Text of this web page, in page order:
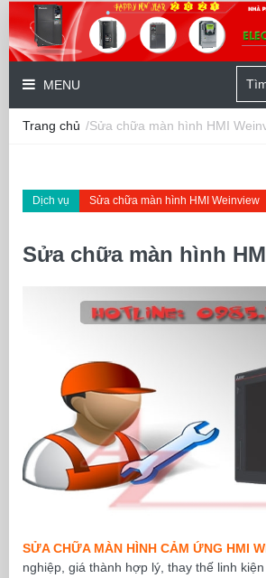
MENU
Trang chủ /Sửa chữa màn hình HMI
Dịch vụ Sửa chữa màn hình HMI Weinview
Sửa chữa màn hình
SỬA CHỮA MÀN HÌNH CẢM ỨNG HMI
nghiệp, giá thành hợp lý, thay thế linh